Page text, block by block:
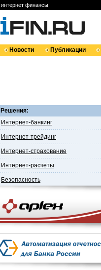
интернет финансы
Новости Публикации
Решения:
Интернет-банкинг
Интернет-трейдинг
Интернет-страхование
Интернет-расчеты
Безопасность